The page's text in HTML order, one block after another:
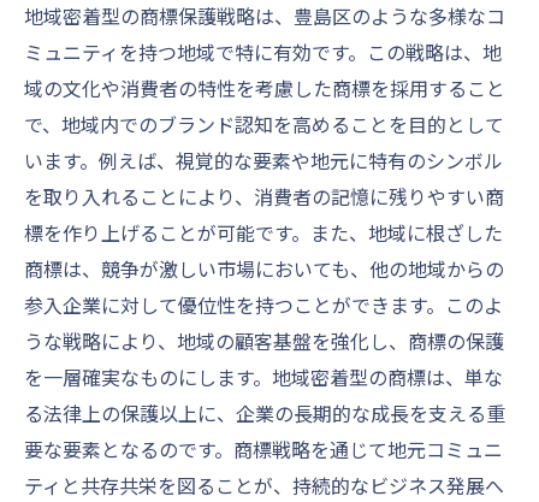
地域密着型の商標保護戦略は、豊島区のような多様なコ
ミュニティを持つ地域で特に有効です。この戦略は、地
域の文化や消費者の特性を考慮した商標を採用すること
で、地域内でのブランド認知を高めることを目的として
います。例えば、視覚的な要素や地元に特有のシンボル
を取り入れることにより、消費者の記憶に残りやすい商
標を作り上げることが可能です。また、地域に根ざした
商標は、競争が激しい市場においても、他の地域からの
参入企業に対して優位性を持つことができます。このよ
うな戦略により、地域の顧客基盤を強化し、商標の保護
を一層確実なものにします。地域密着型の商標は、単な
る法律上の保護以上に、企業の長期的な成長を支える重
要な要素となるのです。商標戦略を通じて地元コミュニ
ティと共存共栄を図ることが、持続的なビジネス発展へ